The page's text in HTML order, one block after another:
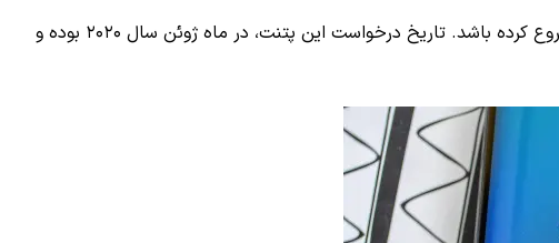
با وجودی که به نظر می‌رسد این تکنولوژی هنوز در مراحل اولیه اخذ پتنت باشد؛ بعید نیست که هواوی از قبل، کار بر روی آن را شروع کرده باشد. تاریخ درخواست این پتنت، در ماه ژوئن سال ۲۰۲۰ بوده و